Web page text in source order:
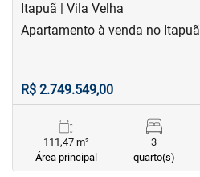
Itapuã | Vila Velha
Apartamento à venda no Itapuã
R$ 2.749.549,00
111,47 m²
Área principal
3
quarto(s)